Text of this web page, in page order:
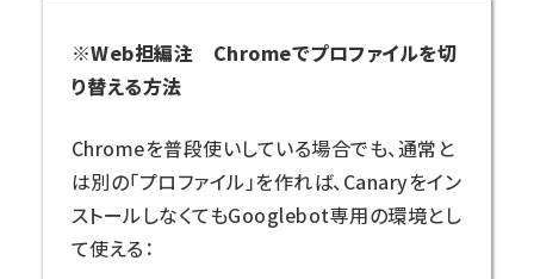
※Web担編注 Chromeでプロファイルを切
り替える方法
Chromeを普段使いしている場合でも、通常と
は別の「プロファイル」を作れば、Canaryをイン
ストールしなくてもGooglebot専用の環境とし
て使える：